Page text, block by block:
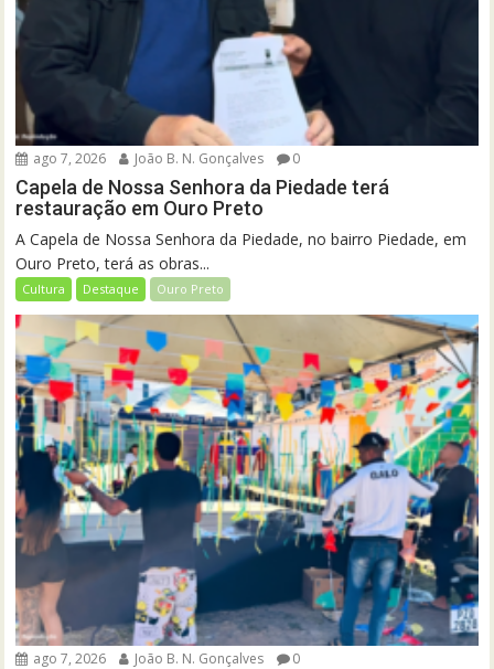
ago 7, 2026 João B. N. Gonçalves 0
Capela de Nossa Senhora da Piedade terá
restauração em Ouro Preto
A Capela de Nossa Senhora da Piedade, no bairro Piedade, em
Ouro Preto, terá as obras...
Cultura Destaque Ouro Preto
ago 7, 2026 João B. N. Gonçalves 0